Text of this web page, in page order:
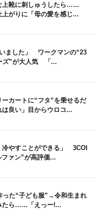
上靴に刺しゅうしたら……
がりに「母の愛を感じ...
いました」 ワークマンの“23
ズ”が大人気 「...
ーカートに“フタ”を乗せるだ
良い」目からウロコ...
冷やすことができる」 3COI
ァン”が高評価...
った“子ども服”→令和生まれ
たら……「えっー!...